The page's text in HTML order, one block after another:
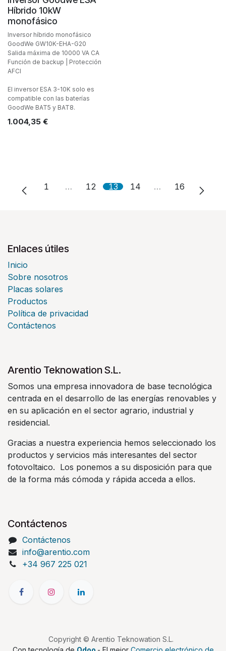
Híbrido 10kW
monofásico
Inversor híbrido monofásico
GoodWe GW10K-EHA-G20
Salida máxima de 10000 VA CA
Función de backup | Protección
AFCI
El inversor ESA 3-10K solo es
compatible con las baterías
GoodWe BAT5 y BAT8.
1.004,35 €
1 … 12 13 14 … 16
Enlaces útiles
Inicio
Sobre nosotros
Placas solares
Productos
Política de privacidad
Contáctenos
Arentio Teknowation S.L.
Somos una empresa innovadora de base tecnológica
centrada en el desarrollo de las energías renovables y
en su aplicación en el sector agrario, industrial y
residencial.
Gracias a nuestra experiencia hemos seleccionado los
productos y servicios más interesantes del sector
fotovoltaico. Los ponemos a su disposición para que
de la forma más cómoda y rápida acceda a ellos.
Contáctenos
Contáctenos
info@arentio.com
+34 967 225 021
Copyright © Arentio Teknowation S.L.